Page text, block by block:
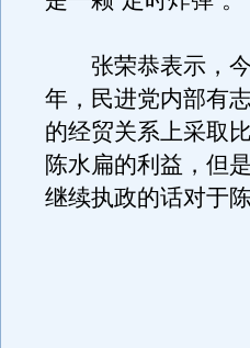
张荣恭表示，今
年，民进党内部有
的经贸关系上采取
陈水扁的利益，但
继续执政的话对于